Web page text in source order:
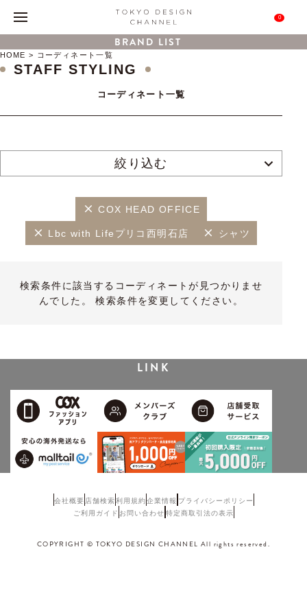
0
BRAND LIST
HOME コーディネート一覧
STAFF STYLING
コーディネート一覧
絞り込む
COX HEAD OFFICE
Lbc with Lifeプリコ西明石店 シャツ
検索条件に該当するコーディネートが見つかりませ
んでした。 検索条件を変更してください。
LINK
会社概要 店舗検索利用規約企業情報 プライバシーポリシー
ご利用ガイド お問い合わせ 特定商取引法の表示
COPYRIGHT © TOKYO DESIGN CHANNEL All rights reserved.